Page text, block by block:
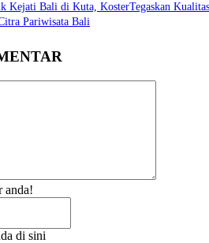
Kejati Bali di Kuta, KosterTegaskan Kualitas
Pariwisata Bali
anda!
di sini